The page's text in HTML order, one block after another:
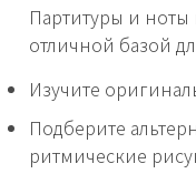
Партитуры и
отличной базой
Изучите
Подберите
ритмические